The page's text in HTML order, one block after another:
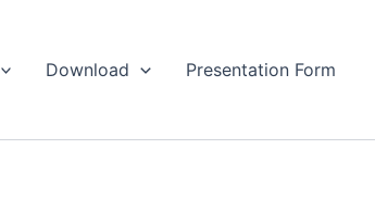
Download Presentation Form